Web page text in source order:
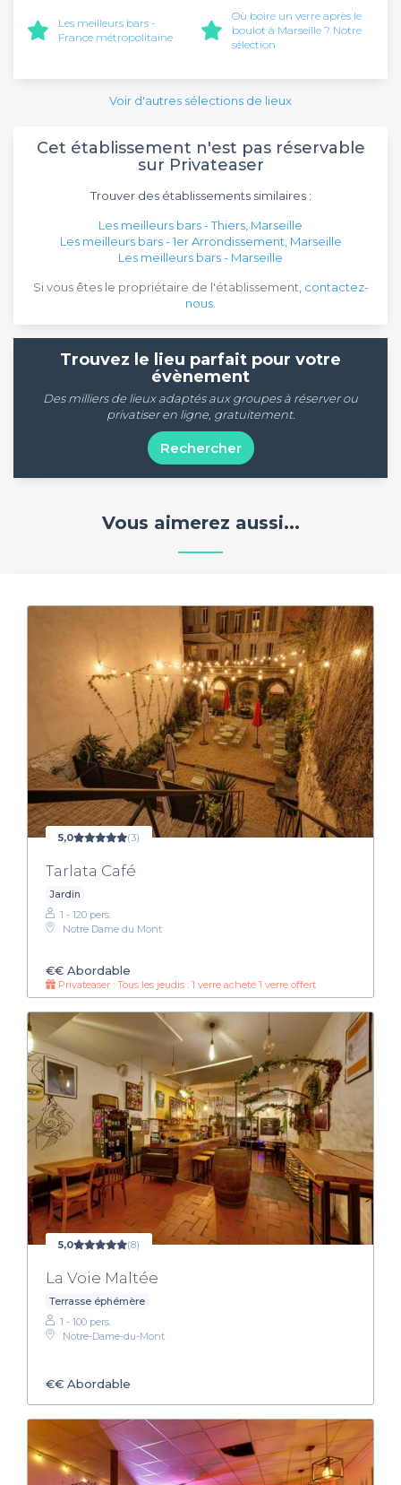
Les meilleurs bars -
France métropolitaine
Où boire un verre après le
boulot à Marseille ? Notre
sélection
Voir d'autres sélections de lieux
Cet établissement n'est pas réservable
sur Privateaser
Trouver des établissements similaires :
Les meilleurs bars - Thiers, Marseille
Les meilleurs bars - 1er Arrondissement, Marseille
Les meilleurs bars - Marseille
Si vous êtes le propriétaire de l'établissement, contactez-
nous
Trouvez le lieu parfait pour votre
évènement
Des milliers de lieux adaptés aux groupes à réserver ou
privatiser en ligne, gratuitement.
Rechercher
Vous aimerez aussi...
5,0 (3)
Tarlata Café
Jardin
1 - 120 pers.
Notre Dame du Mont
€€ Abordable
Privateaser : Tous les jeudis : 1 verre acheté 1 verre offert
5,0 (8)
La Voie Maltée
Terrasse éphémère
1 - 100 pers.
Notre-Dame-du-Mont
€€ Abordable